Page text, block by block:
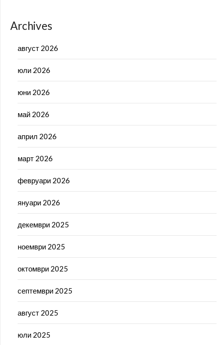
Archives
август 2026
юли 2026
юни 2026
май 2026
април 2026
март 2026
февруари 2026
януари 2026
декември 2025
ноември 2025
октомври 2025
септември 2025
август 2025
юли 2025